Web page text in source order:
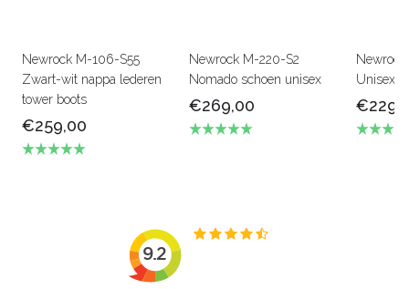
Newrock M-106-S55
Zwart-wit nappa lederen
tower boots
€259,00
Newrock M-220-S2
Nomado schoen unisex
€269,00
Unisex